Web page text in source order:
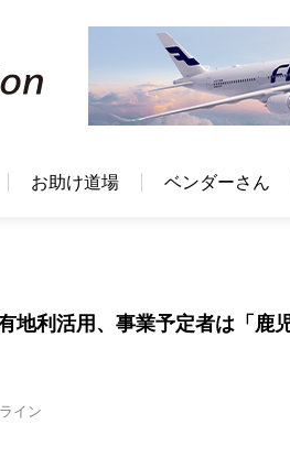
お助け道場 ベンダーさん
地利活用、事業予定者は「
イン